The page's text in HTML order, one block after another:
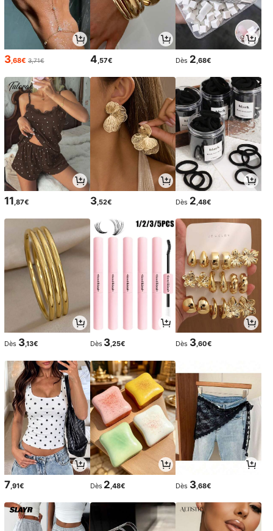
3,68€ 3,71€ 4,57€ Dès 2,68€
11,87€ 3,52€ Dès 2,48€
Dès 3,13€ Dès 3,25€ Dès 3,60€
7 ,91€ Dès 2 ,48€ Dès 3,68€